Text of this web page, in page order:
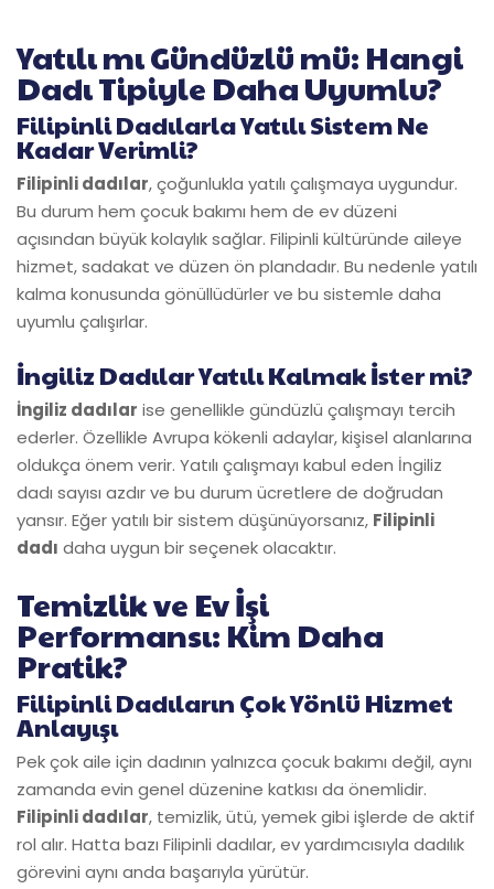
Yatılı mı Gündüzlü mü: Hangi
Dadı Tipiyle Daha Uyumlu?
Filipinli Dadılarla Yatılı Sistem Ne
Kadar Verimli?
Filipinli dadılar, çoğunlukla yatılı çalışmaya uygundur.
Bu durum hem çocuk bakımı hem de ev düzeni
açısından büyük kolaylık sağlar. Filipinli kültüründe aileye
hizmet, sadakat ve düzen ön plandadır. Bu nedenle yatılı
kalma konusunda gönüllüdürler ve bu sistemle daha
uyumlu çalışırlar.
İngiliz Dadılar Yatılı Kalmak İster mi?
İngiliz dadılar ise genellikle gündüzlü çalışmayı tercih
ederler. Özellikle Avrupa kökenli adaylar, kişisel alanlarına
oldukça önem verir. Yatılı çalışmayı kabul eden İngiliz
dadı sayısı azdır ve bu durum ücretlere de doğrudan
yansır. Eğer yatılı bir sistem düşünüyorsanız, Filipinli
dadı daha uygun bir seçenek olacaktır.
Temizlik ve Ev İşi
Performansı: Kim Daha
Pratik?
Filipinli Dadıların Çok Yönlü Hizmet
Anlayışı
Pek çok aile için dadının yalnızca çocuk bakımı değil, aynı
zamanda evin genel düzenine katkısı da önemlidir.
Filipinli dadılar, temizlik, ütü, yemek gibi işlerde de aktif
rol alır. Hatta bazı Filipinli dadılar, ev yardımcısıyla dadılık
görevini aynı anda başarıyla yürütür.